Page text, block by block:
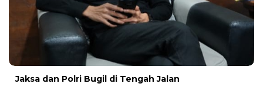
Jaksa dan Polri Bugil di Tengah Jalan